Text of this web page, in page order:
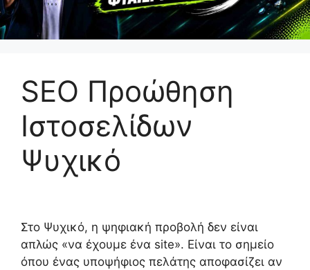
SEO Προώθηση
Ιστοσελίδων
Ψυχικό
Στο Ψυχικό, η ψηφιακή προβολή δεν είναι
απλώς «να έχουμε ένα site». Είναι το σημείο
όπου ένας υποψήφιος πελάτης αποφασίζει αν